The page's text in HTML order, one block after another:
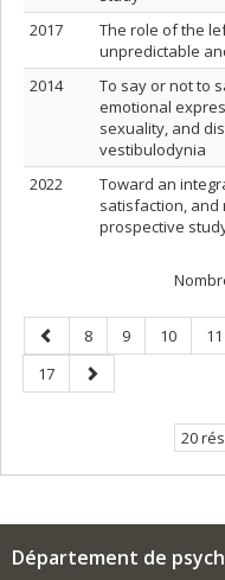
2017
The role of the
unpredictable
2014
To say or not to
emotional
sexuality, and
vestibulodynia
2022
Toward an
satisfaction, and
prospective
Page
précédente
Page
8 Page
9 Page
10 11
Page
17
Page
suivante
20
Département de